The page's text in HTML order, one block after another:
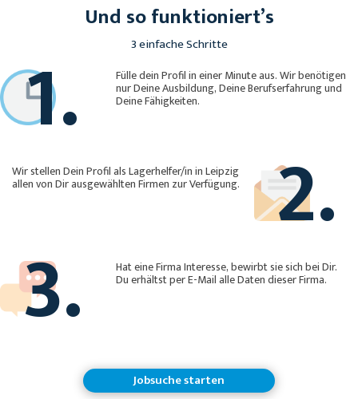
Und so funktioniert’s
3 einfache Schritte
1. Fülle dein Profil in einer Minute aus. Wir benötigen
nur Deine Ausbildung, Deine Berufserfahrung und
Deine Fähigkeiten.
2.
Wir stellen Dein Profil als Lagerhelfer/in in Leipzig
allen von Dir ausgewählten Firmen zur Verfügung.
3. Hat eine Firma Interesse, bewirbt sie sich bei Dir.
Du erhältst per E-Mail alle Daten dieser Firma.
Jobsuche starten